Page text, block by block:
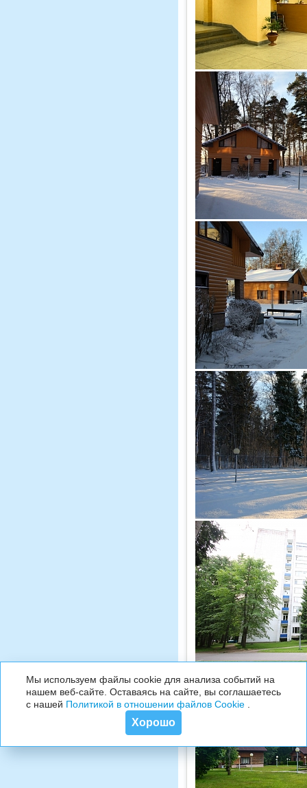
Мы используем файлы cookie для анализа событий на
нашем веб-сайте. Оставаясь на сайте, вы соглашаетесь
с нашей Политикой в отношении файлов Cookie.
Хорошо